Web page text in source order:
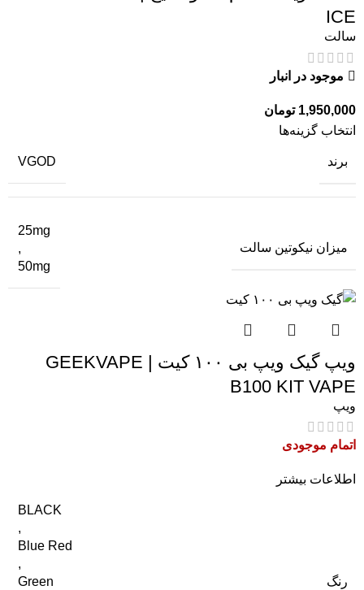
ICE
سالت
موجود در انبار
1,950,000 تومان
انتخاب گزینه‌ها
برند VGOD
میزان نیکوتین سالت
25mg
,
50mg
ویپ گیک ویپ بی ۱۰۰ کیت | GEEKVAPE
B100 KIT VAPE
ویپ
اتمام موجودی
اطلاعات بیشتر
رنگ
BLACK
,
Blue Red
,
Green